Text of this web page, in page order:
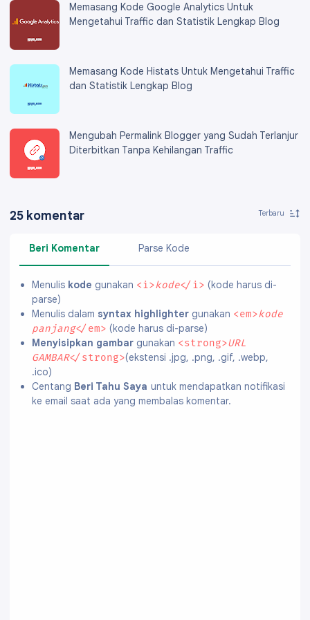
Memasang Kode Google Analytics Untuk
Mengetahui Traffic dan Statistik Lengkap Blog
Memasang Kode Histats Untuk Mengetahui Traffic
dan Statistik Lengkap Blog
Mengubah Permalink Blogger yang Sudah Terlanjur
Diterbitkan Tanpa Kehilangan Traffic
25 komentar
Beri Komentar Parse Kode
Menulis kode gunakan <i>kode</i> (kode harus di-
parse)
Menulis dalam syntax highlightergunakan <em>kode
panjang</em> (kode harus di-parse)
Menyisipkan gambargunakan <strong>URL
GAMBAR</strong>(ekstensi .jpg, .png, .gif, .webp,
.ico)
Centang Beri Tahu Saya untuk mendapatkan notifikasi
ke email saat ada yang membalas komentar.